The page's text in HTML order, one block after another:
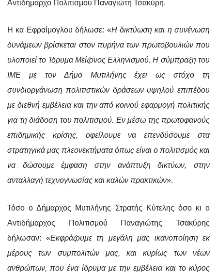
Αντιδήμαρχο Πολιτισμού Παναγιώτη Τσακύρη.
Η κα Εφραίμογλου δήλωσε: «Η δικτύωση και η συνένωση
δυνάμεων βρίσκεται στον πυρήνα των πρωτοβουλιών που
υλοποιεί το Ίδρυμα Μείζονος Ελληνισμού. Η σύμπραξη του
ΙΜΕ με τον Δήμο Μυτιλήνης έχει ως στόχο τη
συνδιοργάνωση πολιτιστικών δράσεων υψηλού επιπέδου
με διεθνή εμβέλεια και την από κοινού εφαρμογή πολιτικής
για τη διάδοση του πολιτισμού. Εν μέσω της πρωτοφανούς
επιδημικής κρίσης, οφείλουμε να επενδύσουμε στα
στρατηγικά μας πλεονεκτήματα όπως είναι ο πολιτισμός και
να δώσουμε έμφαση στην ανάπτυξη δικτύων, στην
ανταλλαγή τεχνογνωσίας και καλών πρακτικών».
Τόσο ο Δήμαρχος Μυτιλήνης Στρατής Κύτελης όσο κι ο
Αντιδήμαρχος Πολιτισμού Παναγιώτης Τσακύρης
δήλωσαν: «Εκφράζουμε τη μεγάλη μας ικανοποίηση εκ
μέρους των συμπολιτών μας, και κυρίως των νέων
ανθρώπων, που ένα ίδρυμα με την εμβέλεια και το κύρος